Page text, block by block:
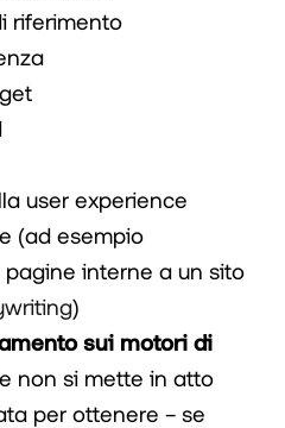
riferimento
user experience
(ad esempio
pagine interne a un sito
)
sui motori di
non si mette in atto
per ottenere – se